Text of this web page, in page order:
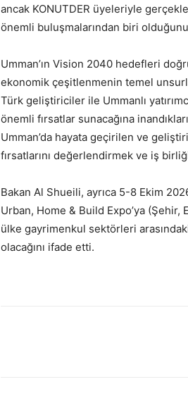
ancak KONUTDER üyeleriyle
önemli buluşmalarından biri
Umman’ın Vision 2040 hedefleri
ekonomik çeşitlenmenin temel
Türk geliştiriciler ile Ummanlı
önemli fırsatlar sunacağına
Umman’da hayata geçirilen ve
fırsatlarını değerlendirmek ve iş
Bakan Al Shueili, ayrıca 5-8 Ekim
Urban, Home & Build Expo’ya (Şehir,
ülke gayrimenkul sektörleri
olacağını ifade etti.